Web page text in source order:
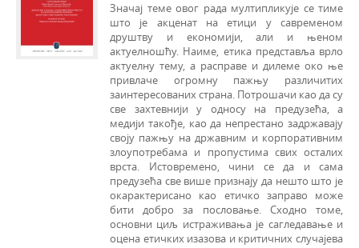
Значај теме овог рада мултипликује се тиме
што је акценат на етици у савременом
друштву и економији, али и њеном
актуелношћу. Наиме, етика представља врло
актуелну тему, а расправе и дилеме око ње
привлаче огромну пажњу различитих
заинтересованих страна. Потрошачи као да су
све захтевнији у односу на предузећа, а
медији такође, као да непрестано задржавају
своју пажњу на државним и корпоративним
злоупотребама и пропустима свих осталих
врста. Истовремено, чини се да и сама
предузећа све више признају да нешто што је
окарактерисано као етичко заправо може
бити добро за пословање. Сходно томе,
основни циљ истраживања је сагледавање и
оцена етичких изазова и критичних случајева